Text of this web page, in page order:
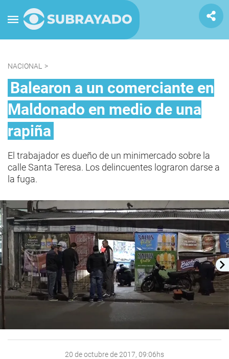
NACIONAL >
Balearon a un comerciante en
Maldonado en medio de una
rapiña
El trabajador es dueño de un minimercado sobre la
calle Santa Teresa. Los delincuentes lograron darse a
la fuga.
20 de octubre de 2017, 09:06hs